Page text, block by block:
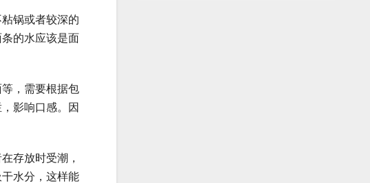
锅或者较深的
的水应该是面
，需要根据包
影响口感。因
存放时受潮，
水分，这样能